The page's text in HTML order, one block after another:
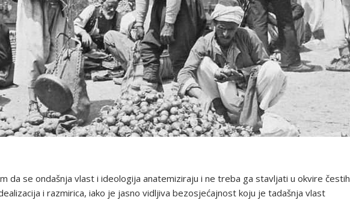
da se ondašnja vlast i ideologija anatemiziraju i ne treba ga stavljati u okvire čestih
i razmirica, iako je jasno vidljiva bezosjećajnost koju je tadašnja vlast